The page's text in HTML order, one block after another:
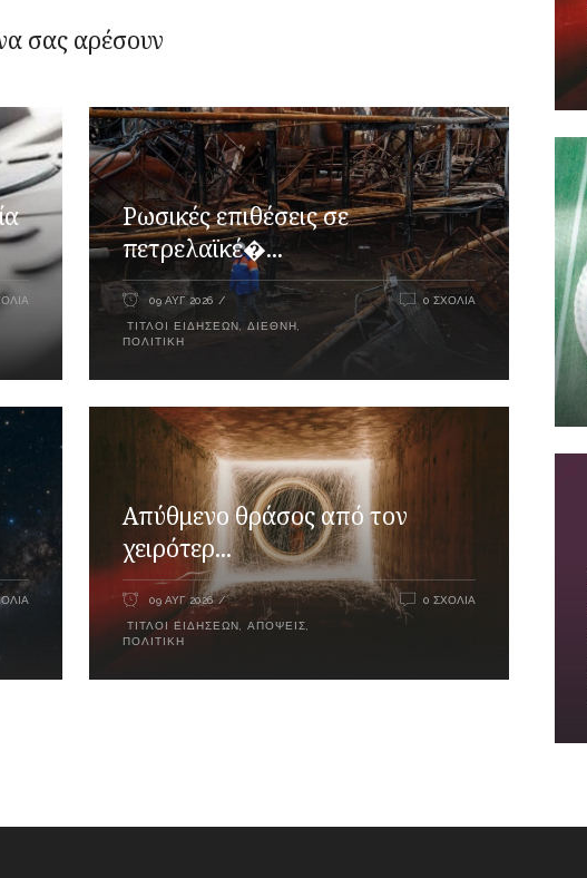
σας αρέσουν
Ρωσικές επιθέσεις σε
πετρελαϊκέ�...
09 ΑΥΓ 2026
ΤΊΤΛΟΙ ΕΙΔΉΣΕΩΝ ΔΙΕΘΝΉ
ΠΟΛΙΤΙΚΉ
0 ΣΧΌΛΙΑ
Απύθμενο θράσος από τον
χειρότερ...
09 ΑΥΓ 2026
ΤΊΤΛΟΙ ΕΙΔΉΣΕΩΝ ΑΠΌΨΕΙΣ
ΠΟΛΙΤΙΚΉ
0 ΣΧΌΛΙΑ